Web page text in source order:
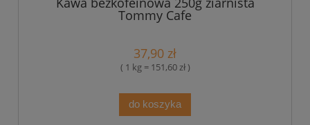
Tommy Cafe
37,90 zł
( 1 kg = 151,60 zł )
do koszyka